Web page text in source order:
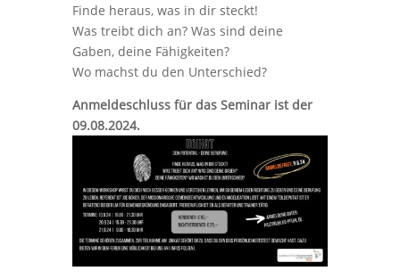
Finde heraus, was in dir steckt!
Was treibt dich an? Was sind deine
Gaben, deine Fähigkeiten?
Wo machst du den Unterschied?
Anmeldeschluss für das Seminar ist der
09.08.2024.